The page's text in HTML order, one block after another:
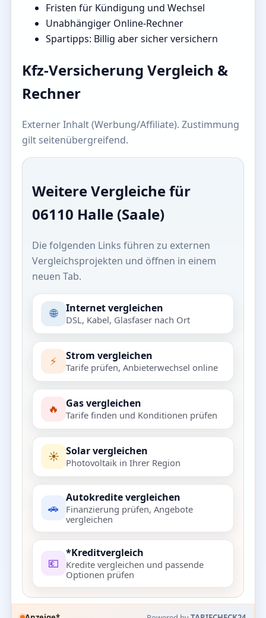
Fristen für Kündigung und Wechsel
Unabhängiger Online-Rechner
Spartipps: Billig aber sicher versichern
Kfz-Versicherung Vergleich &
Rechner
Externer Inhalt (Werbung/Affiliate). Zustimmung
gilt seitenübergreifend.
Weitere Vergleiche für
06110 Halle (Saale)
Die folgenden Links führen zu externen
Vergleichsprojekten und öffnen in einem
neuen Tab.
🌐 Internet vergleichen
DSL, Kabel, Glasfaser nach Ort
⚡ Strom vergleichen
Tarife prüfen, Anbieterwechsel online
🔥 Gas vergleichen
Tarife finden und Konditionen prüfen
☀️ Solar vergleichen
Photovoltaik in Ihrer Region
🚗
Autokredite vergleichen
Finanzierung prüfen, Angebote
vergleichen
💶
*Kreditvergleich
Kredite vergleichen und passende
Optionen prüfen